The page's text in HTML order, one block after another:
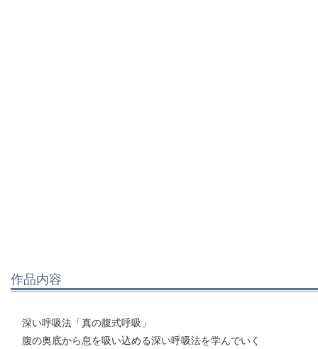
作品内容
深い呼吸法「真の腹式呼吸」
腹の奥底から息を吸い込める深い呼吸法を学んでいく